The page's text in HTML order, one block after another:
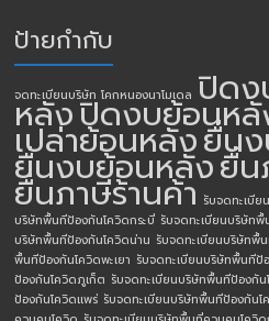
ป้ายกำกับ
จดทะเบียนบริษัท โคกหนองนาโมเดล ปิดง
หลังปิดงบย้อนหลั
เปล่าย้อนหลังยื่นง
ยื่นงบย้อนหลังยื่
ยื่นภาษีร้านค้า รับจดทะเบี
บริษัทพื้นทีป้องกันโควิดกระบี่ รับจดทะเบียนบริษัท
บริษัทพื้นทีป้องกันโควิดน่าน รับจดทะเบียนบริษัทพื้
พื้นทีป้องกันโควิดพะเยา รับจดทะเบียนบริษัทพื้นทีป้
ป้องกันโควิดภูเก็ต รับจดทะเบียนบริษัทพื้นทีป้องกั
ป้องกันโควิดแพร่ รับจดทะเบียนบริษัทพื้นทีป้องกัน